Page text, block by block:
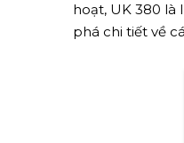
hoạt, UK 380 là
phá chi tiết về